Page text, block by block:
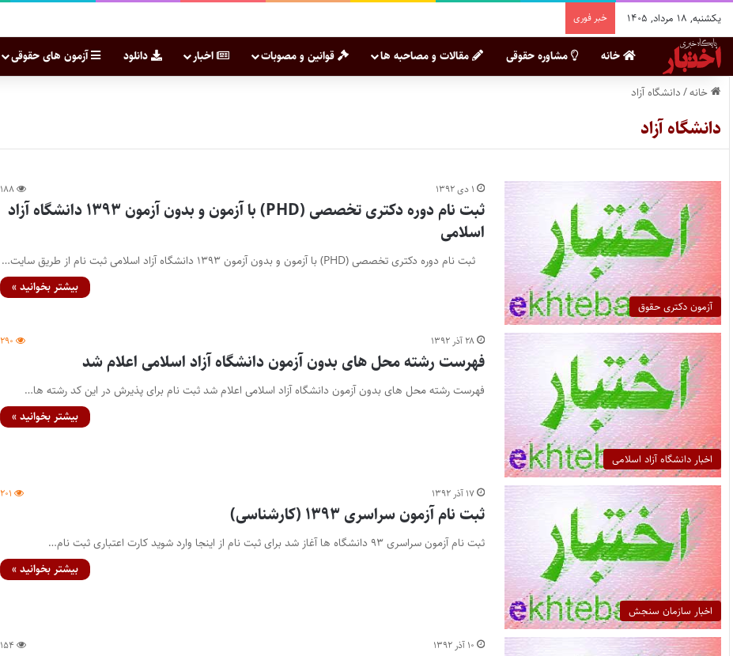
یکشنبه, ۱۸ مرداد, ۱۴۰۵ خبر فوری
خانه مشاوره حقوقی مقالات و مصاحبه ها قوانین و مصوبات اخبار دانلود آزمون های حقوقی
خانه/دانشگاه آزاد
دانشگاه آزاد
آزمون دکتری حقوق
۱ دی ۱۳۹۲ ۱۸۸
ثبت نام دوره دکتری تخصصی (PHD) با آزمون و بدون آزمون ۱۳۹۳ دانشگاه آزاد
اسلامی
ثبت نام دوره دکتری تخصصی (PHD) با آزمون و بدون آزمون ۱۳۹۳ دانشگاه آزاد اسلامی ثبت نام از طریق سایت…
بیشتر بخوانید »
اخبار دانشگاه آزاد اسلامی
۲۸ آذر ۱۳۹۲ ۲۹۰
فهرست رشته محل های بدون آزمون دانشگاه آزاد اسلامی اعلام شد
فهرست رشته محل های بدون آزمون دانشگاه آزاد اسلامی اعلام شد ثبت نام برای پذیرش در این کد رشته ها…
بیشتر بخوانید »
اخبار سازمان سنجش
۱۷ آذر ۱۳۹۲ ۲۰۱
ثبت نام آزمون سراسری ۱۳۹۳ (کارشناسی)
ثبت نام آزمون سراسری ۹۳ دانشگاه ها آغاز شد برای ثبت نام از اینجا وارد شوید کارت اعتباری ثبت نام…
بیشتر بخوانید »
۱۰ آذر ۱۳۹۲ ۱۵۴